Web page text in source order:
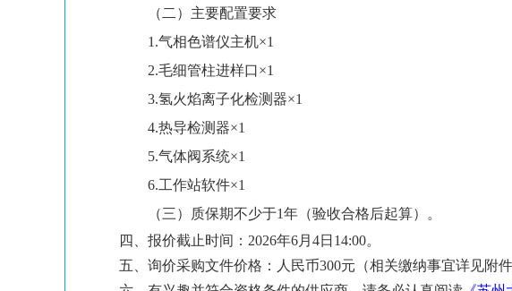
（二）主要配置要求
1.气相色谱仪主机×1
2.毛细管柱进样口×1
3.氢火焰离子化检测器×1
4.热导检测器×1
5.气体阀系统×1
6.工作站软件×1
（三）质保期不少于1年（验收合格后起算）。
四、报价截止时间：2026年6月4日14:00。
五、询价采购文件价格：人民币300元（相关缴纳事宜详见附